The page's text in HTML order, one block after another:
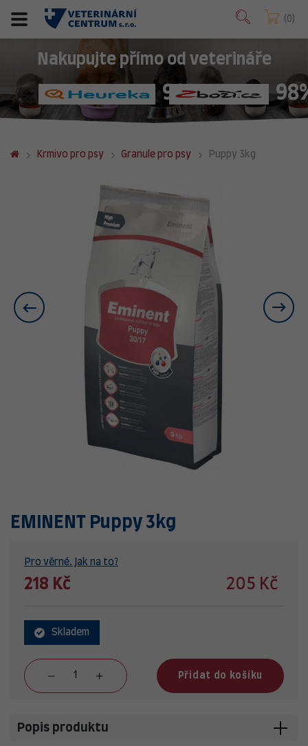
0
Nakupujte přímo od veterináře
98%
Krmivo pro psy Granule pro psy Puppy 3kg
EMINENT Puppy 3kg
Pro věrné. Jak na to?
218 Kč 205 Kč
Skladem
Přidat do košíku
Popis produktu